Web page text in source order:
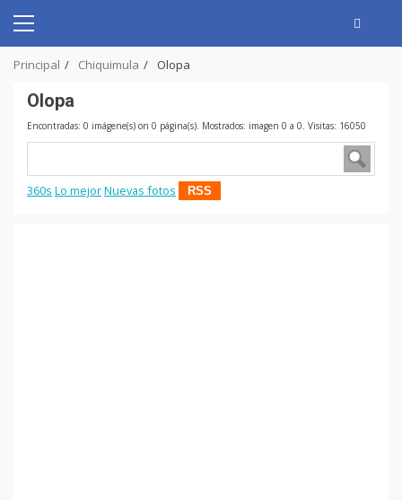
content
Primary
Principal Chiquimula Olopa
Olopa
Encontradas: 0 imágene(s) on 0 página(s). Mostrados: imagen 0 a 0. Visitas: 16050
360s Lo mejorNuevas fotos RSS